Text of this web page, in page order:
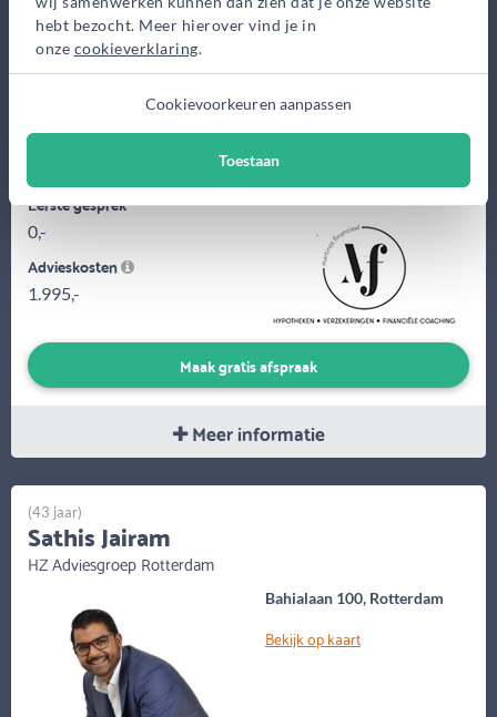
hebt bezocht. Meer hierover vind je in
onze cookieverklaring.
Cookievoorkeuren aanpassen
Toestaan
Klein kantoor direct en persoonlijk advies. Gespecialiseerd in
Eerste gesprek
0,-
Advieskosten
1.995,-
Maak gratis afspraak
Meer informatie
Bahialaan 100, Rotterdam
Bekijk op kaart
(43 jaar)
Sathis Jairam
HZ Adviesgroep Rotterdam